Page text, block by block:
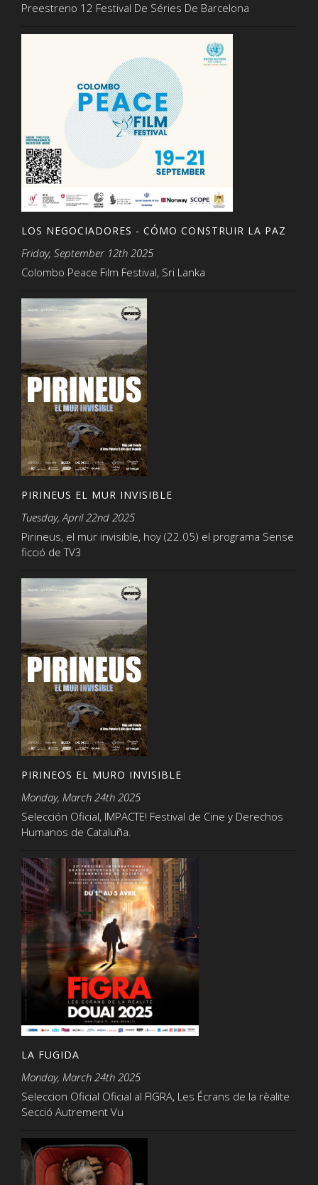
Preestreno 12 Festival De Séries De Barcelona
LOS NEGOCIADORES - CÓMO CONSTRUIR LA PAZ
Friday, September 12th 2025
Colombo Peace Film Festival, Sri Lanka
PIRINEUS EL MUR INVISIBLE
Tuesday, April 22nd 2025
Pirineus, el mur invisible, hoy (22.05) el programa Sense
ficció de TV3
PIRINEOS EL MURO INVISIBLE
Monday, March 24th 2025
Selección Oficial, IMPACTE! Festival de Cine y Derechos
Humanos de Cataluña.
LA FUGIDA
Monday, March 24th 2025
Seleccion Oficial Oficial al FIGRA, Les Écrans de la rèalite
Secció Autrement Vu